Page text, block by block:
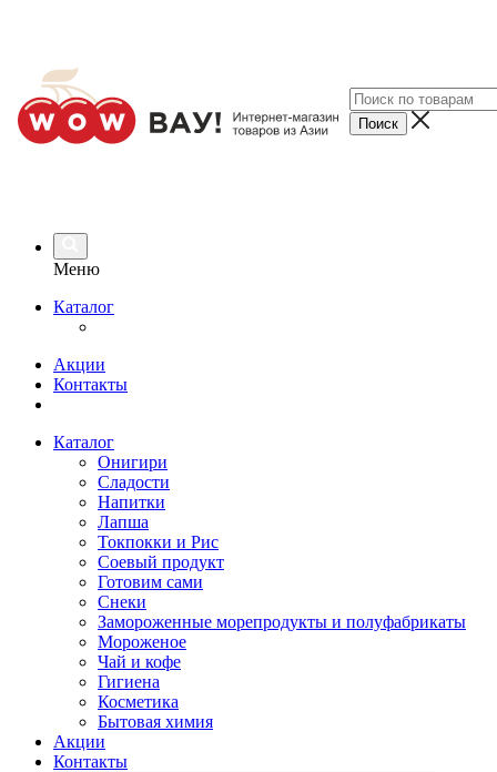
Меню
Каталог
Акции
Контакты
Каталог
Онигири
Сладости
Напитки
Лапша
Токпокки и Рис
Соевый продукт
Готовим сами
Снеки
Замороженные морепродукты и полуфабрикаты
Мороженое
Чай и кофе
Гигиена
Косметика
Бытовая химия
Акции
Контакты